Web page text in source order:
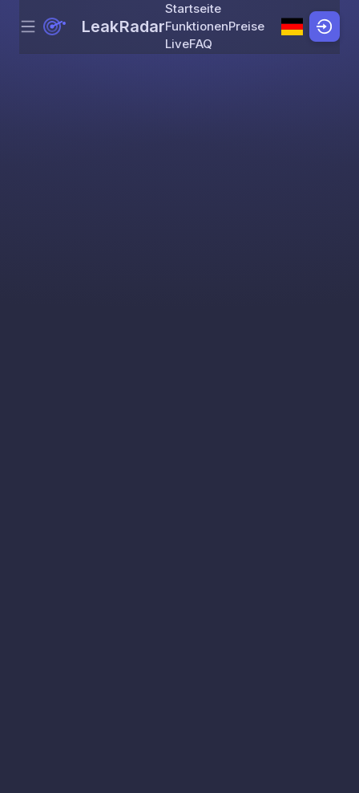
Skip to content
Menu LeakRadar
Startseite
FunktionenPreise
LiveFAQ